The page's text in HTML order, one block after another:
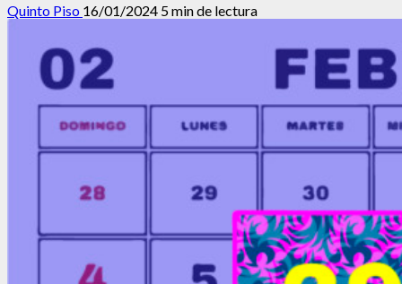
Quinto Piso 16/01/2024 5 min de lectura